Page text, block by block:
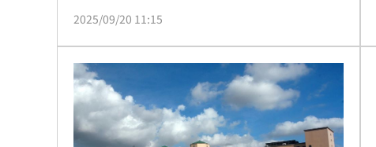
旅遊、文化與體驗的創新嘗試。交通部觀光署長
信川、中興大學校長詹富智及師生代表，共同搖
響火車搖鈴，重現經典啟程儀式。
2025/09/20 11:15